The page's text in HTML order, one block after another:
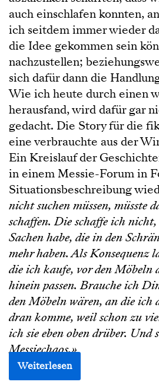
auch einschlafen konnten,
ich seitdem immer wieder
die Idee gekommen sein
nachzustellen;
sich dafür dann die
Wie ich heute durch einen
herausfand, wird dafür gar
gedacht. Die Story für die
eine verbrauchte aus der
Ein Kreislauf der
in einem Messie-Forum in
Situationsbeschreibung
nicht suchen müssen, müsste
schaffen. Die schaffe ich
Sachen habe, die in den
mehr haben. Als Konsequenz
die ich kaufe, vor den Möbeln
hinein passen. Brauche ich
den Möbeln wären, an die ich
dran komme, weil schon zu
ich sie eben oben drüber. Und
Messiechaos.»
Weiterlesen